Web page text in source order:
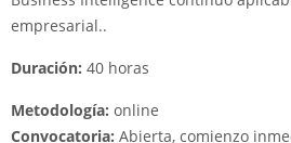
empresarial..
Duración: 40 horas
Metodología: online
Convocatoria: Abierta, comienzo